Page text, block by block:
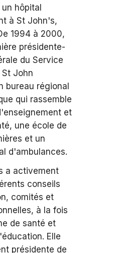
hôpital
à St John's,
1994 à 2000,
présidente-
du Service
John
bureau régional
qui rassemble
et
une école de
et un
d'ambulances.
a activement
conseils
comités et
à la fois
de santé et
Elle
présidente de